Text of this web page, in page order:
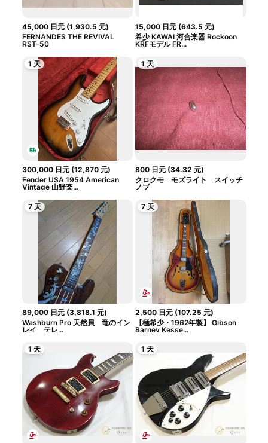
45,000 日元(1,930.5 元)
FERNANDES THE REVIVAL
RST-50
15,000 日元 (643.5 元)
希少 KAWAI 河合楽器 Rockoon
KRFモデル FR...
1 天
300,000 日元(12,870 元)
Fender USA 1954 American
Vintage 山野楽...
1 天
800 日元 (34.32 元)
クロクモ モズライト スイッチ
ノブ
7 天
89,000 日元(3,818.1 元)
Washburn Pro 天然貝 竜のイン
レイ テレ...
7 天
2,500 日元 (107.25 元)
【極希少・1962年製】 Gibson
Barney Kesse...
1 天 1 天